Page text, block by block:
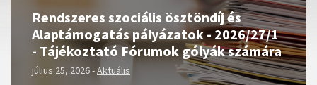
Rendszeres szociális ösztöndíj és
Alaptámogatás pályázatok - 2026/27/1
- Tájékoztató Fórumok gólyák számára
július 25, 2026-Aktuális